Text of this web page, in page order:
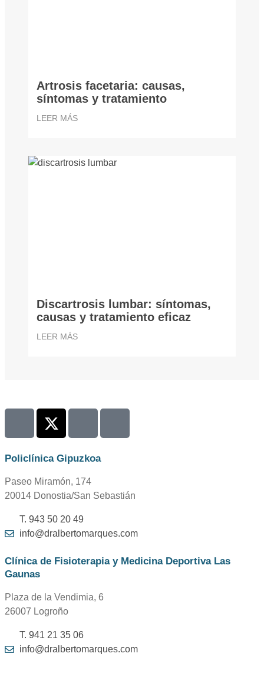
Artrosis facetaria: causas,
síntomas y tratamiento
LEER MÁS
Discartrosis lumbar: síntomas,
causas y tratamiento eficaz
LEER MÁS
Policlínica Gipuzkoa
Paseo Miramón, 174
20014 Donostia/San Sebastián
T. 943 50 20 49
info@dralbertomarques.com
Clínica de Fisioterapia y Medicina Deportiva Las
Gaunas
Plaza de la Vendimia, 6
26007 Logroño
T. 941 21 35 06
info@dralbertomarques.com